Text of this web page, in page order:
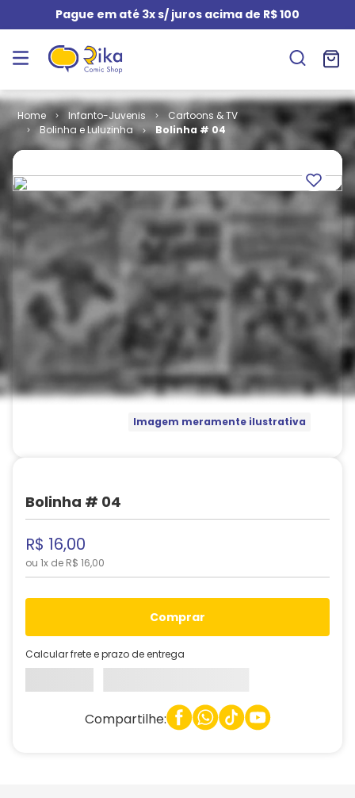
Pague em até 3x s/ juros acima de R$ 100
Infanto-Juvenis
Cartoons & TV
Bolinha e Luluzinha
Bolinha # 04
Imagem meramente ilustrativa
Bolinha # 04
R$ 16,00
ou 1x de R$ 16,00
comprar
Calcular frete e prazo de entrega
Compartilhe: